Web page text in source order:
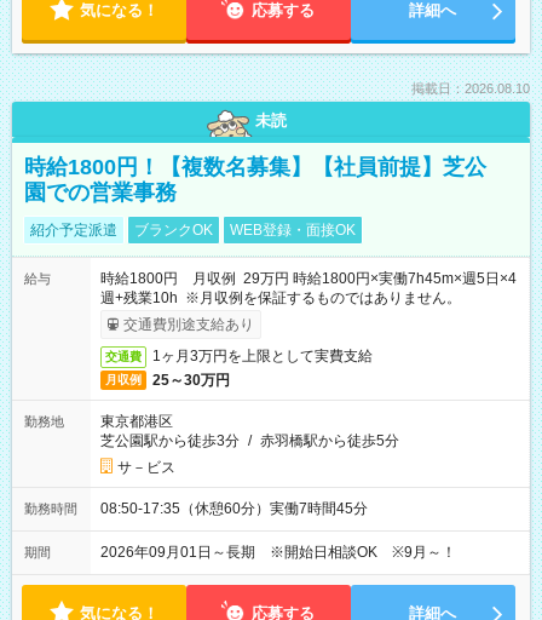
気になる！ 応募する 詳細へ
掲載日：2026.08.10
未読
時給1800円！【複数名募集】【社員前提】芝公
園での営業事務
紹介予定派遣 ブランクOK WEB登録・面接OK
給与
時給1800円 月収例 29万円 時給1800円×実働7h45m×週5日×4
週+残業10h ※月収例を保証するものではありません。
交通費別途支給あり
交通費 1ヶ月3万円を上限として実費支給
月収例 25～30万円
勤務地
東京都港区
芝公園駅から徒歩3分 / 赤羽橋駅から徒歩5分
サ－ビス
勤務時間 08:50-17:35（休憩60分）実働7時間45分
期間 2026年09月01日～長期 ※開始日相談OK ※9月～！
気になる！ 応募する 詳細へ